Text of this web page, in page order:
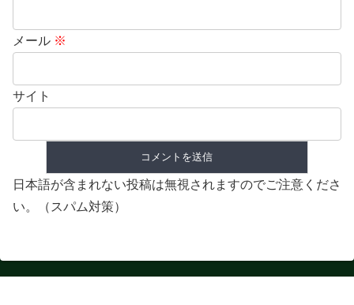
メール ※
サイト
日本語が含まれない投稿は無視されますのでご注意くださ
い。（スパム対策）